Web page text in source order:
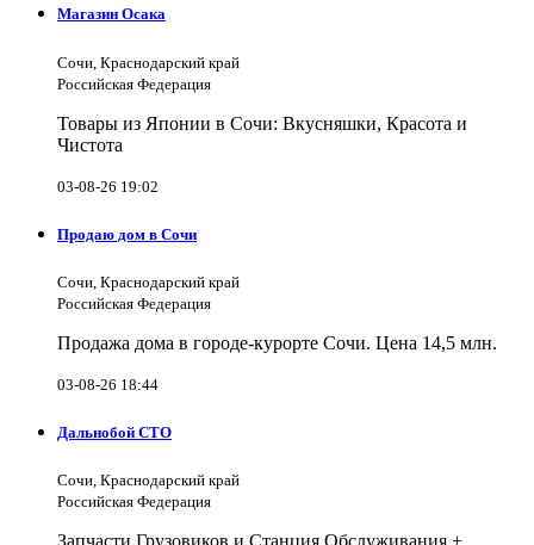
Магазин Осака
Сочи, Краснодарский край
Российская Федерация
Товары из Японии в Сочи: Вкусняшки, Красота и
Чистота
03-08-26 19:02
Продаю дом в Сочи
Сочи, Краснодарский край
Российская Федерация
Продажа дома в городе-курорте Сочи. Цена 14,5 млн.
03-08-26 18:44
Дальнобой СТО
Сочи, Краснодарский край
Российская Федерация